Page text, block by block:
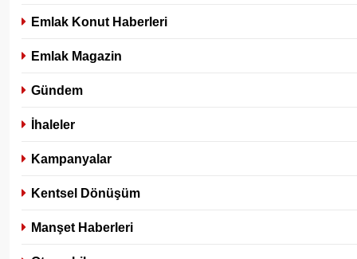
Emlak Konut Haberleri
Emlak Magazin
Gündem
İhaleler
Kampanyalar
Kentsel Dönüşüm
Manşet Haberleri